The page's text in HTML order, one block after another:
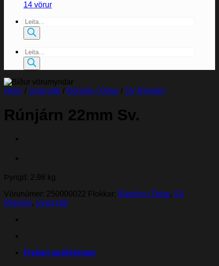
14 vörur
Products
search
Products
search
Heim / Svart stál / Rúnjárn / Öxlar / SV Rúnjárn
Rúnjárn 22mm Sv.
Þyngd: 2,98 kg
Vörunúmer: 250000022 Flokkar: Rúnjárn / Öxlar, SV
Rúnjárn, Svart stál
Frekari upplýsingar